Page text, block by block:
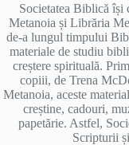
Societatea Biblică își
Metanoia și Librăria
de-a lungul timpului
materiale de studiu
creștere spirituală.
copiii, de Trena
Metanoia, aceste
creștine, cadouri,
papetărie. Astfel,
Scripturii